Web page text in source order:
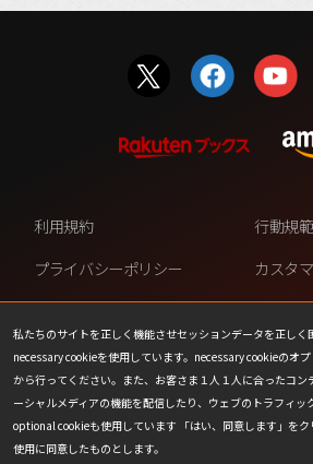
私たちのサイトを正しく機能させセッションデータを正し
necessary cookieを使用しています。necessary cookieのオ
から行ってください。また、お客さま１人１人に合ったコ
ーシャルメディアの機能を配信したり、ウェブのトラフィッ
optional cookieも使用しています 「はい、同意します」を
使用に同意したものとします。
利用規約
行動規範
プライバシーポリシー
カスタ
ファンコンテンツ・ポリシー
個人情
ない
COOKIE
プレスリ
会社情報
お問い